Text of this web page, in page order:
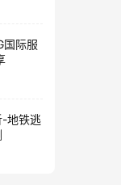
国际服
-地铁逃